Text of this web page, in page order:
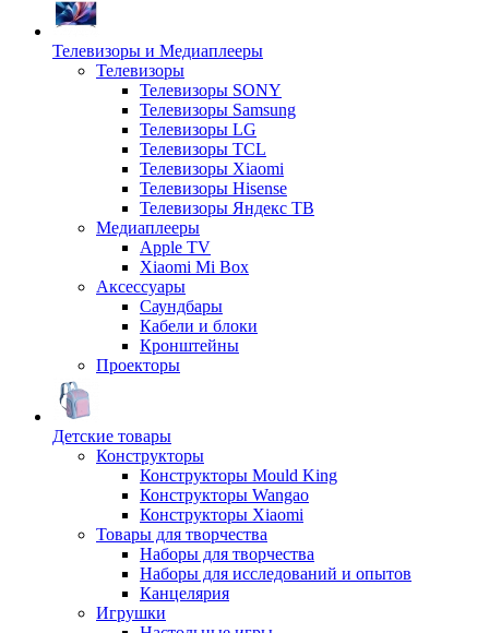
Телевизоры и Медиаплееры
Телевизоры
Телевизоры SONY
Телевизоры Samsung
Телевизоры LG
Телевизоры TCL
Телевизоры Xiaomi
Телевизоры Hisense
Телевизоры Яндекс ТВ
Медиаплееры
Apple TV
Xiaomi Mi Box
Аксессуары
Саундбары
Кабели и блоки
Кронштейны
Проекторы
Детские товары
Конструкторы
Конструкторы Mould King
Конструкторы Wangao
Конструкторы Xiaomi
Товары для творчества
Наборы для творчества
Наборы для исследований и опытов
Канцелярия
Игрушки